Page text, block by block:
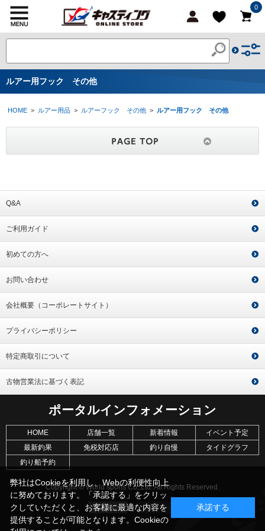
0
ルアー用フック その他
HOME > ルアー用品 > ルアーフック その他 > ルアー用フック その他
Q&A
ご利用ガイド
初めての方へ
お問い合わせ
会社概要（コーポレートサイト）
プライバシーポリシー
特定商取引について
古物営業法に基づく表記
ポータルインフォメーション
HOME 店舗一覧 新着情報
イベント予定
最新釣果
免税対応店 釣り自慢
タイドグラフ
釣り船予約
Copyright © World sports Co.,Ltd. All Rights Reserved.
弊社はCookieを利用し、Webの利便性向上
に努めております。「承認する」をクリッ
クしていただくと、お客様に最適な内容を
提供することが可能となります。Cookieの
承諾する